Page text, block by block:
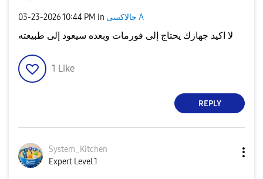
‎03-23-202610:44 PM in جالاكسى A
لا اكيد جهازك يحتاج إلى فورمات وبعده سيعود إلى طبيعته
1 Like
REPLY
System_Kitchen
Expert Level 1